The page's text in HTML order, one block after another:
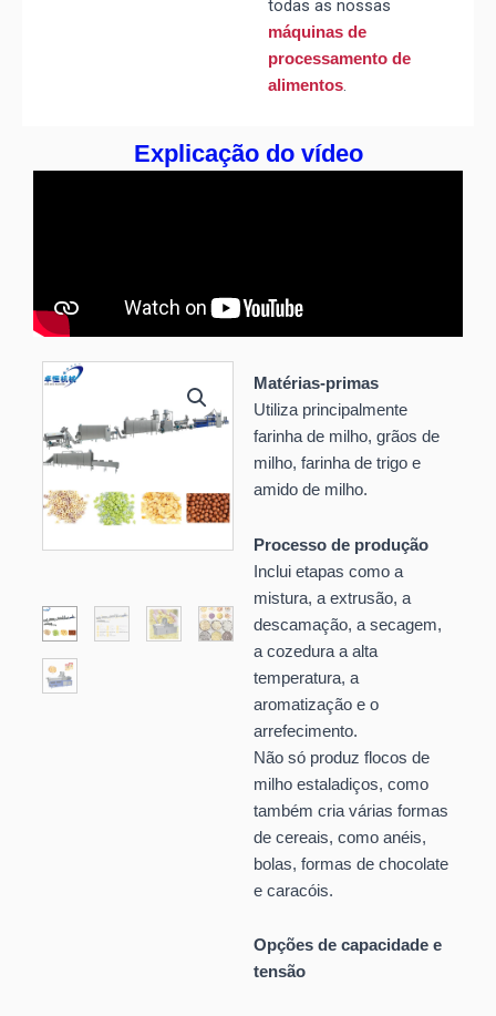
todas as nossas
máquinas de
processamento de
alimentos.
Explicação do vídeo
Matérias-primas
Utiliza principalmente
farinha de milho, grãos de
milho, farinha de trigo e
amido de milho.
Processo de produção
Inclui etapas como a
mistura, a extrusão, a
descamação, a secagem,
a cozedura a alta
temperatura, a
aromatização e o
arrefecimento.
Não só produz flocos de
milho estaladiços, como
também cria várias formas
de cereais, como anéis,
bolas, formas de chocolate
e caracóis.
Opções de capacidade e
tensão